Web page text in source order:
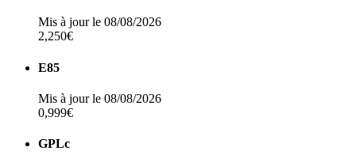
Mis à jour le 08/08/2026
2,250€
E85
Mis à jour le 08/08/2026
0,999€
GPLc